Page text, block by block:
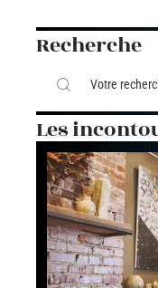
Recherche
Les